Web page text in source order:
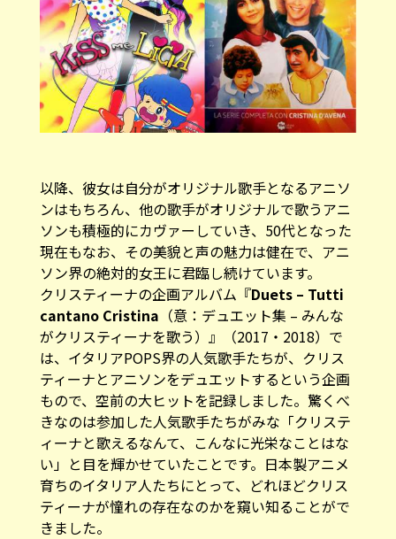
以降、彼女は自分がオリジナル歌手となるアニソ
ンはもちろん、他の歌手がオリジナルで歌うアニ
ソンも積極的にカヴァーしていき、50代となった
現在もなお、その美貌と声の魅力は健在で、アニ
ソン界の絶対的女王に君臨し続けています。
クリスティーナの企画アルバム『Duets – Tutti
cantano Cristina （意：デュエット集 – みんな
がクリスティーナを歌う）』（2017・2018）で
は、イタリアPOPS界の人気歌手たちが、クリス
ティーナとアニソンをデュエットするという企画
もので、空前の大ヒットを記録しました。驚くべ
きなのは参加した人気歌手たちがみな「クリステ
ィーナと歌えるなんて、こんなに光栄なことはな
い」と目を輝かせていたことです。日本製アニメ
育ちのイタリア人たちにとって、どれほどクリス
ティーナが憧れの存在なのかを窺い知ることがで
きました。